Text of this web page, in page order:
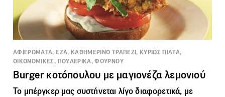
ΑΦΙΕΡΩΜΑΤΑ, ΕΖΑ, ΚΑΘΗΜΕΡΙΝΟ ΤΡΑΠΕΖΙ, ΚΥΡΙΩΣ ΠΙΑΤΑ,
ΟΙΚΟΝΟΜΙΚΕΣ, ΠΟΥΛΕΡΙΚΑ, ΦΟΥΡΝΟΥ
Burger κοτόπουλου με μαγιονέζα λεμονιού
Το μπέργκερ μας συστήνεται λίγο διαφορετικά, με